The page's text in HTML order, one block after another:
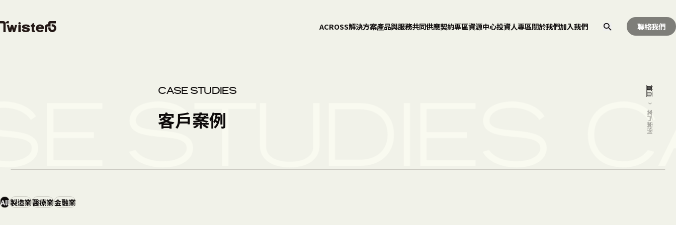
ACROSS解決方案產品與服務共同供應契約專區資源中心投資人專區關於我們加入我們 聯絡我們
CASE STUDIES
客戶案例
STUDIES
首頁
客戶案例
All製造業醫療業金融業